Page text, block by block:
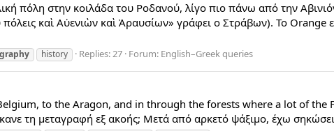
πόλη στην κοιλάδα του Ροδανού, λίγο πιο πάνω από την
πόλεις καὶ Αὐενιὼν καὶ Ἀραυσίων» γράφει ο Στράβων). Το
history Replies: 27 Forum: English–Greek queries
to the Aragon, and in through the forests where a lot of the
τη μεταγραφή εξ ακοής; Μετά από αρκετό ψάξιμο, έχω